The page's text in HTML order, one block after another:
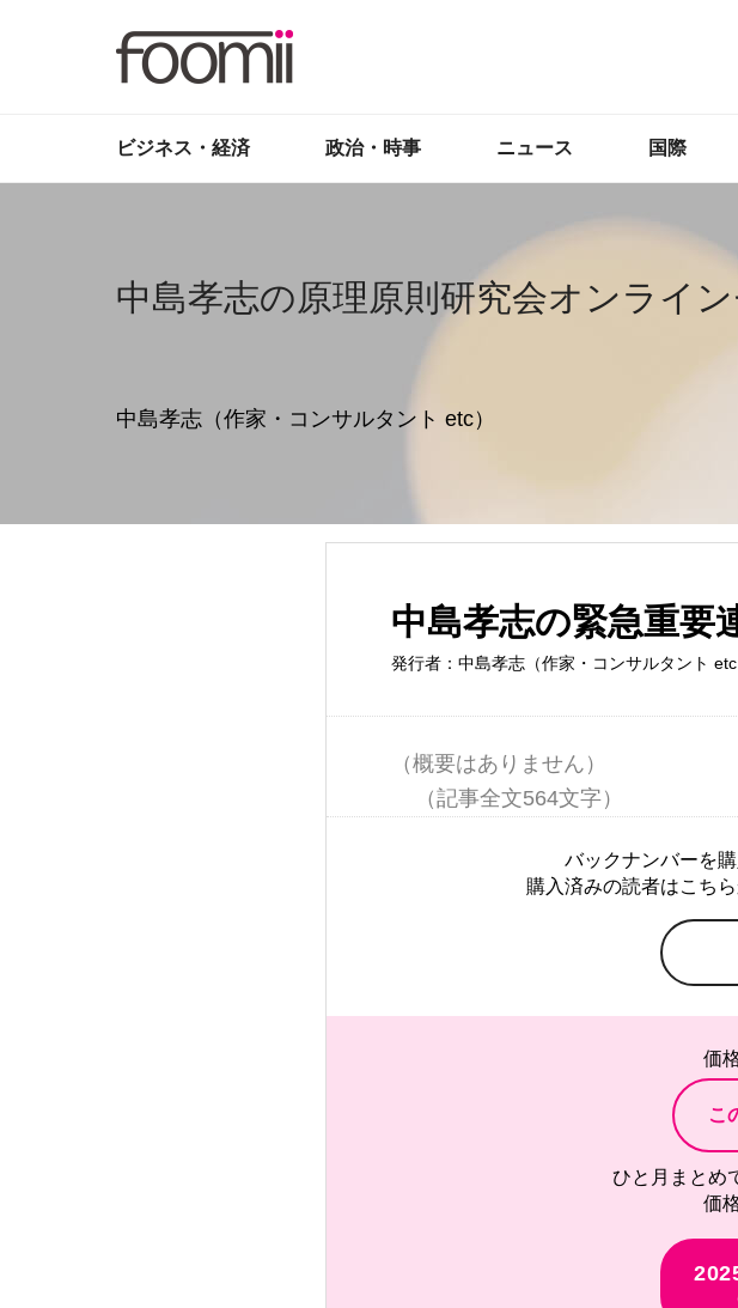
ビジネス・経済 政治・時事 ニュース 国際
中島孝志の原理原則研究会オンライ
中島孝志（作家・コンサルタント etc）
中島孝志の緊急重要
発行者：中島孝志（作家・コンサルタント etc
（概要はありません）
バックナンバーを
購入済みの読者はこち
価
ひと月まとめ
価